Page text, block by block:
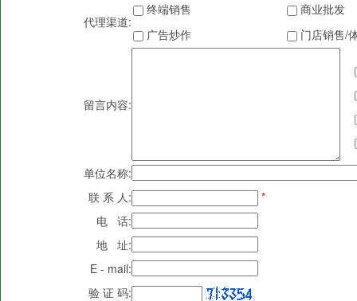
代理渠道:
终端销售
商业批发
广告炒作
门店销售/
留言内容:
单位名称:
联 系 人:
*
电 话:
地 址:
E - mail:
验 证 码: